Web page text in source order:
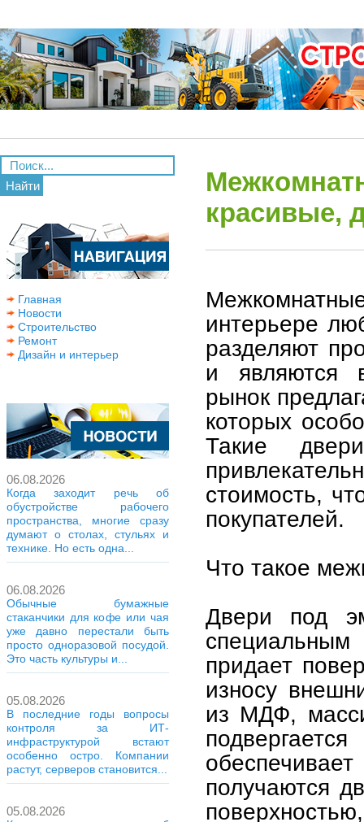
Найти
Главная
Новости
Строительство
Ремонт
Дизайн и интерьер
06.08.2026
Когда заходит речь об
обустройстве рабочего
пространства, многие сразу
думают о столах, стульях и
технике. Но есть одна...
06.08.2026
Обычные бумажные
стаканчики для кофе или чая
уже давно перестали быть
просто одноразовой посудой.
Это часть культуры и...
05.08.2026
В последние годы вопросы
контроля за ИТ-
инфраструктурой встают
особенно остро. Компании
растут, серверов становится...
05.08.2026
красивые,
интерьере
разделяют
и являются
рынок
которых
Такие
стоимость,
покупателей.
Что такое
Двери под
придает
износу
из МДФ,
получаются